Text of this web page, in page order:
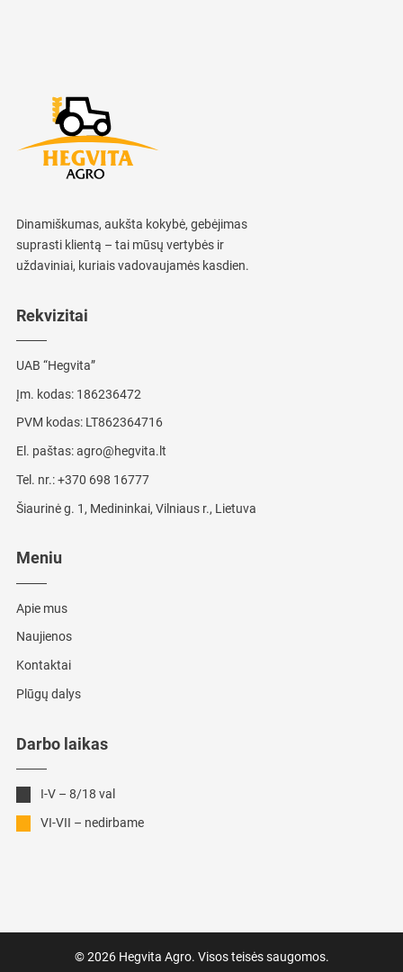
Dinamiškumas, aukšta kokybė, gebėjimas
suprasti klientą – tai mūsų vertybės ir
uždaviniai, kuriais vadovaujamės kasdien.
Rekvizitai
UAB “Hegvita”
Įm. kodas: 186236472
PVM kodas: LT862364716
El. paštas:agro@hegvita.lt
Tel. nr.:+370 698 16777
Šiaurinė g. 1, Medininkai, Vilniaus r., Lietuva
Meniu
Apie mus
Naujienos
Kontaktai
Plūgų dalys
Darbo laikas
I-V – 8/18 val
VI-VII – nedirbame
© 2026 Hegvita Agro. Visos teisės saugomos.